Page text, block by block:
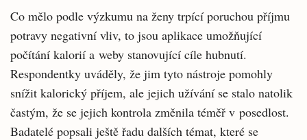
Co mělo podle výzkumu na ženy trpící poruchou příjmu
potravy negativní vliv, to jsou aplikace umožňující
počítání kalorií a weby stanovující cíle hubnutí.
Respondentky uváděly, že jim tyto nástroje pomohly
snížit kalorický příjem, ale jejich užívání se stalo natolik
častým, že se jejich kontrola změnila téměř v posedlost.
Badatelé popsali ještě řadu dalších témat, které se